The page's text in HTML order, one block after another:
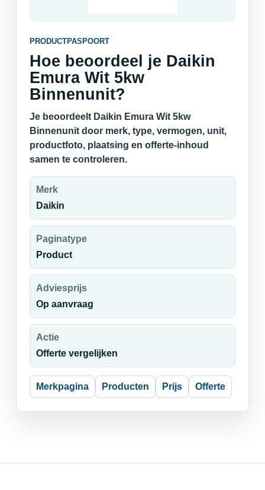
PRODUCTPASPOORT
Hoe beoordeel je Daikin
Emura Wit 5kw
Binnenunit?
Je beoordeelt Daikin Emura Wit 5kw
Binnenunit door merk, type, vermogen, unit,
productfoto, plaatsing en offerte-inhoud
samen te controleren.
Merk
Daikin
Paginatype
Product
Adviesprijs
Op aanvraag
Actie
Offerte vergelijken
Merkpagina Producten Prijs Offerte